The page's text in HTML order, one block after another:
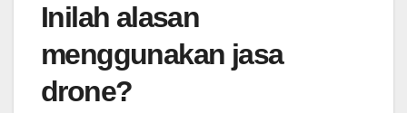
Inilah alasan
menggunakan jasa
drone?